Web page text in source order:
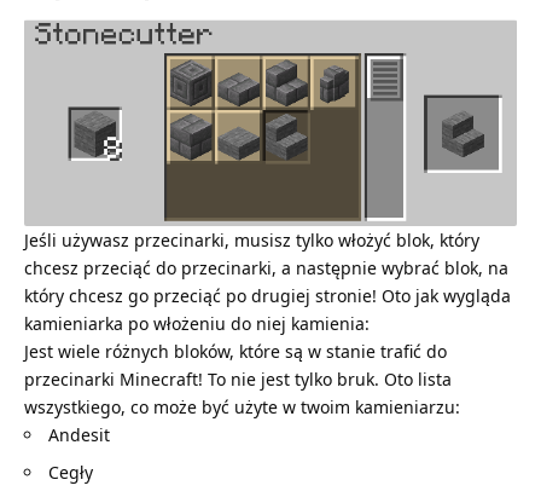
Jeśli używasz przecinarki, musisz tylko włożyć blok, który
chcesz przeciąć do przecinarki, a następnie wybrać blok, na
który chcesz go przeciąć po drugiej stronie! Oto jak wygląda
kamieniarka po włożeniu do niej kamienia:
Jest wiele różnych bloków, które są w stanie trafić do
przecinarki Minecraft! To nie jest tylko bruk. Oto lista
wszystkiego, co może być użyte w twoim kamieniarzu:
Andesit
Cegły